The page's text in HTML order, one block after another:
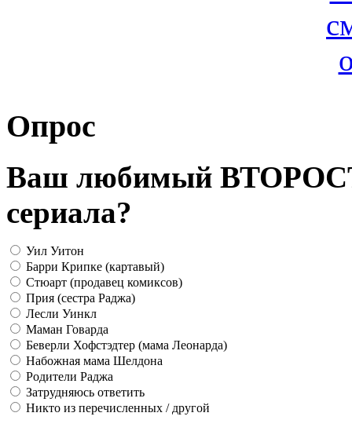
Опрос
Ваш любимый
сериала?
Уил Уитон
Барри Крипке (картавый)
Стюарт (продавец комиксов)
Прия (сестра Раджа)
Лесли Уинкл
Маман Говарда
Беверли Хофстэдтер (мама Леонарда)
Набожная мама Шелдона
Родители Раджа
Затрудняюсь ответить
Никто из перечисленных / другой